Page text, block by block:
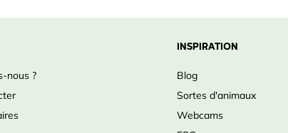
nous ?
INSPIRATION
Blog
Sortes d'animaux
Webcams